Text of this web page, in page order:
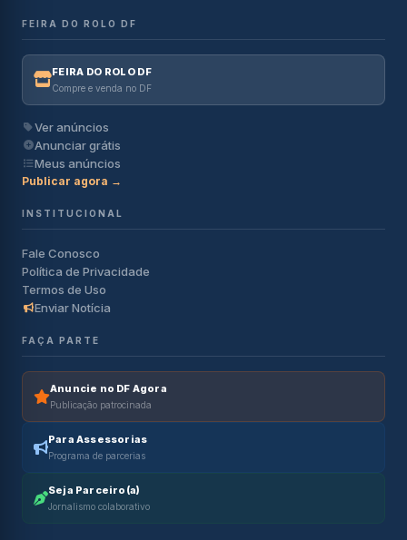
FEIRA DO ROLO DF
FEIRA DO ROLO DF
Compre e venda no DF
Ver anúncios
Anunciar grátis
Meus anúncios
Publicar agora →
INSTITUCIONAL
Fale Conosco
Política de Privacidade
Termos de Uso
Enviar Notícia
FAÇA PARTE
Anuncie no DF Agora
Publicação patrocinada
Para Assessorias
Programa de parcerias
Seja Parceiro(a)
Jornalismo colaborativo